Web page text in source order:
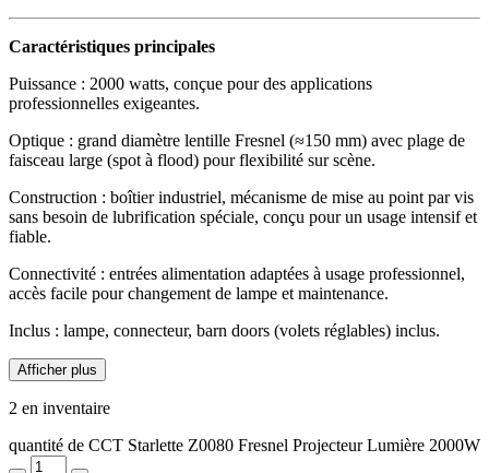
Caractéristiques principales
Puissance : 2000 watts, conçue pour des applications
professionnelles exigeantes.
Optique : grand diamètre lentille Fresnel (≈150 mm) avec plage de
faisceau large (spot à flood) pour flexibilité sur scène.
Construction : boîtier industriel, mécanisme de mise au point par vis
sans besoin de lubrification spéciale, conçu pour un usage intensif et
fiable.
Connectivité : entrées alimentation adaptées à usage professionnel,
accès facile pour changement de lampe et maintenance.
Inclus : lampe, connecteur, barn doors (volets réglables) inclus.
Afficher plus
2 en inventaire
quantité de CCT Starlette Z0080 Fresnel Projecteur Lumière 2000W